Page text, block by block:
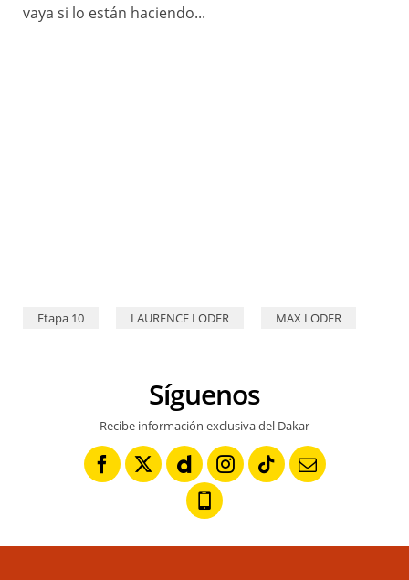
vaya si lo están haciendo...
Etapa 10 LAURENCE LODER MAX LODER
Síguenos
Recibe información exclusiva del Dakar